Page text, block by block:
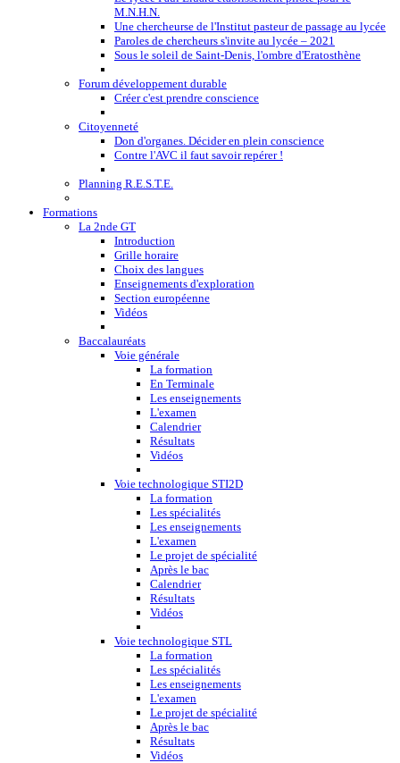
M.N.H.N.
Une chercheurse de l'Institut pasteur de passage au lycée
Paroles de chercheurs s'invite au lycée – 2021
Sous le soleil de Saint-Denis, l'ombre d'Eratosthène
Forum développement durable
Créer c'est prendre conscience
Citoyenneté
Don d'organes. Décider en plein conscience
Contre l'AVC il faut savoir repérer !
Planning R.E.S.T.E.
Formations
La 2nde GT
Introduction
Grille horaire
Choix des langues
Enseignements d'exploration
Section européenne
Vidéos
Baccalauréats
Voie générale
La formation
En Terminale
Les enseignements
L'examen
Calendrier
Résultats
Vidéos
Voie technologique STI2D
La formation
Les spécialités
Les enseignements
L'examen
Le projet de spécialité
Après le bac
Calendrier
Résultats
Vidéos
Voie technologique STL
La formation
Les spécialités
Les enseignements
L'examen
Le projet de spécialité
Après le bac
Résultats
Vidéos